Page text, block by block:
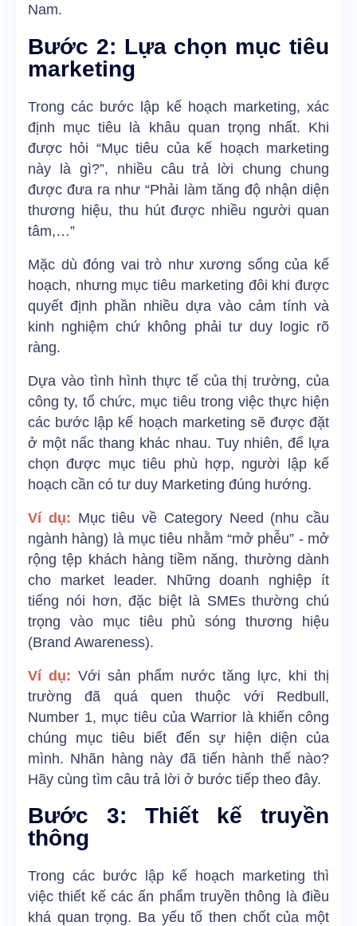
Nam.
Bước 2: Lựa chọn mục tiêu
marketing
Trong các bước lập kế hoạch marketing, xác
định mục tiêu là khâu quan trọng nhất. Khi
được hỏi “Mục tiêu của kế hoạch marketing
này là gì?”, nhiều câu trả lời chung chung
được đưa ra như “Phải làm tăng độ nhận diện
thương hiệu, thu hút được nhiều người quan
tâm,…”
Mặc dù đóng vai trò như xương sống của kế
hoạch, nhưng mục tiêu marketing đôi khi được
quyết định phần nhiều dựa vào cảm tính và
kinh nghiệm chứ không phải tư duy logic rõ
ràng.
Dựa vào tình hình thực tế của thị trường, của
công ty, tổ chức, mục tiêu trong việc thực hiện
các bước lập kế hoạch marketing sẽ được đặt
ở một nấc thang khác nhau. Tuy nhiên, để lựa
chọn được mục tiêu phù hợp, người lập kế
hoạch cần có tư duy Marketing đúng hướng.
Ví dụ: Mục tiêu về Category Need (nhu cầu
ngành hàng) là mục tiêu nhằm “mở phễu” - mở
rộng tệp khách hàng tiềm năng, thường dành
cho market leader. Những doanh nghiệp ít
tiếng nói hơn, đặc biệt là SMEs thường chú
trọng vào mục tiêu phủ sóng thương hiệu
(Brand Awareness).
Ví dụ: Với sản phẩm nước tăng lực, khi thị
trường đã quá quen thuộc với Redbull,
Number 1, mục tiêu của Warrior là khiến công
chúng mục tiêu biết đến sự hiện diện của
mình. Nhãn hàng này đã tiến hành thế nào?
Hãy cùng tìm câu trả lời ở bước tiếp theo đây.
Bước 3: Thiết kế truyền
thông
Trong các bước lập kế hoạch marketing thì
việc thiết kế các ấn phẩm truyền thông là điều
khá quan trọng. Ba yếu tố then chốt của một